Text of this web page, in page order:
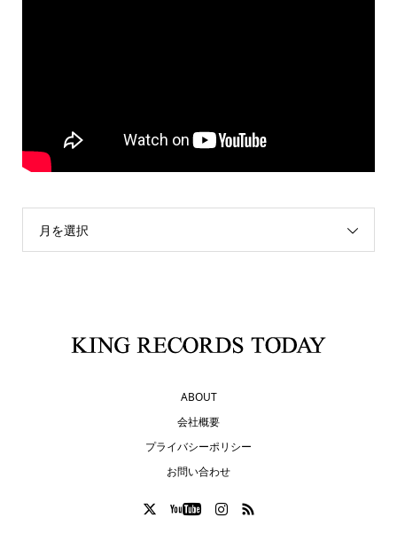
月を選択
ABOUT
会社概要
プライバシーポリシー
お問い合わせ